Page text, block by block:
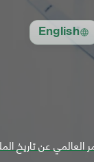
English
عن تاريخ الملك